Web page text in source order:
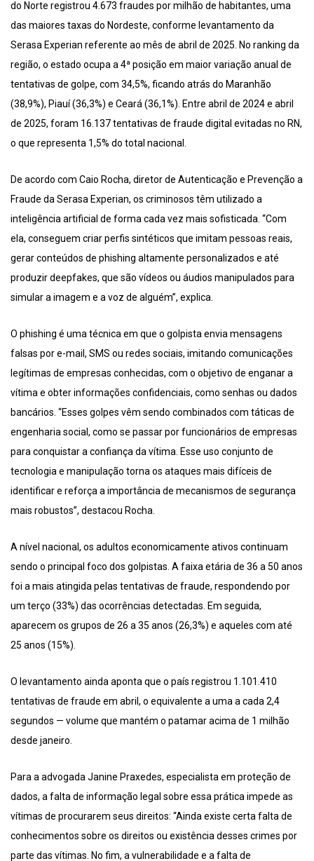
do Norte registrou 4.673 fraudes por milhão de habitantes, uma
das maiores taxas do Nordeste, conforme levantamento da
Serasa Experian referente ao mês de abril de 2025. No ranking da
região, o estado ocupa a 4ª posição em maior variação anual de
tentativas de golpe, com 34,5%, ficando atrás do Maranhão
(38,9%), Piauí (36,3%) e Ceará (36,1%). Entre abril de 2024 e abril
de 2025, foram 16.137 tentativas de fraude digital evitadas no RN,
o que representa 1,5% do total nacional.
De acordo com Caio Rocha, diretor de Autenticação e Prevenção a
Fraude da Serasa Experian, os criminosos têm utilizado a
inteligência artificial de forma cada vez mais sofisticada. “Com
ela, conseguem criar perfis sintéticos que imitam pessoas reais,
gerar conteúdos de phishing altamente personalizados e até
produzir deepfakes, que são vídeos ou áudios manipulados para
simular a imagem e a voz de alguém”, explica.
O phishing é uma técnica em que o golpista envia mensagens
falsas por e-mail, SMS ou redes sociais, imitando comunicações
legítimas de empresas conhecidas, com o objetivo de enganar a
vítima e obter informações confidenciais, como senhas ou dados
bancários. “Esses golpes vêm sendo combinados com táticas de
engenharia social, como se passar por funcionários de empresas
para conquistar a confiança da vítima. Esse uso conjunto de
tecnologia e manipulação torna os ataques mais difíceis de
identificar e reforça a importância de mecanismos de segurança
mais robustos”, destacou Rocha.
A nível nacional, os adultos economicamente ativos continuam
sendo o principal foco dos golpistas. A faixa etária de 36 a 50 anos
foi a mais atingida pelas tentativas de fraude, respondendo por
um terço (33%) das ocorrências detectadas. Em seguida,
aparecem os grupos de 26 a 35 anos (26,3%) e aqueles com até
25 anos (15%).
O levantamento ainda aponta que o país registrou 1.101.410
tentativas de fraude em abril, o equivalente a uma a cada 2,4
segundos — volume que mantém o patamar acima de 1 milhão
desde janeiro.
Para a advogada Janine Praxedes, especialista em proteção de
dados, a falta de informação legal sobre essa prática impede as
vítimas de procurarem seus direitos: “Ainda existe certa falta de
conhecimentos sobre os direitos ou existência desses crimes por
parte das vítimas. No fim, a vulnerabilidade e a falta de